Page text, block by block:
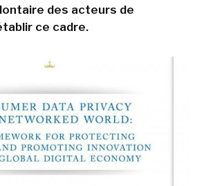
des acteurs de
ce cadre.